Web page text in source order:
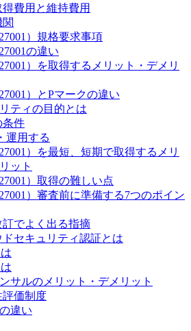
費用と維持費用
）規格要求事項
の違い
）を取得するメリット・デメリ
）とPマークの違い
ティの目的とは
条件
運用する
）を最短、短期で取得するメリ
ット
）取得の難しい点
）審査前に準備する7つのポイン
訂でよく出る指摘
ドセキュリティ認証とは
サルのメリット・デメリット
評価制度
違い